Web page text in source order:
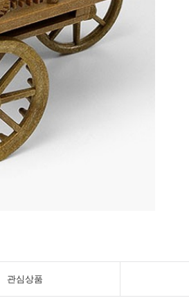
관심상품